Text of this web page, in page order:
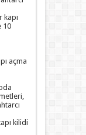
kapı
10
açma
kilidi